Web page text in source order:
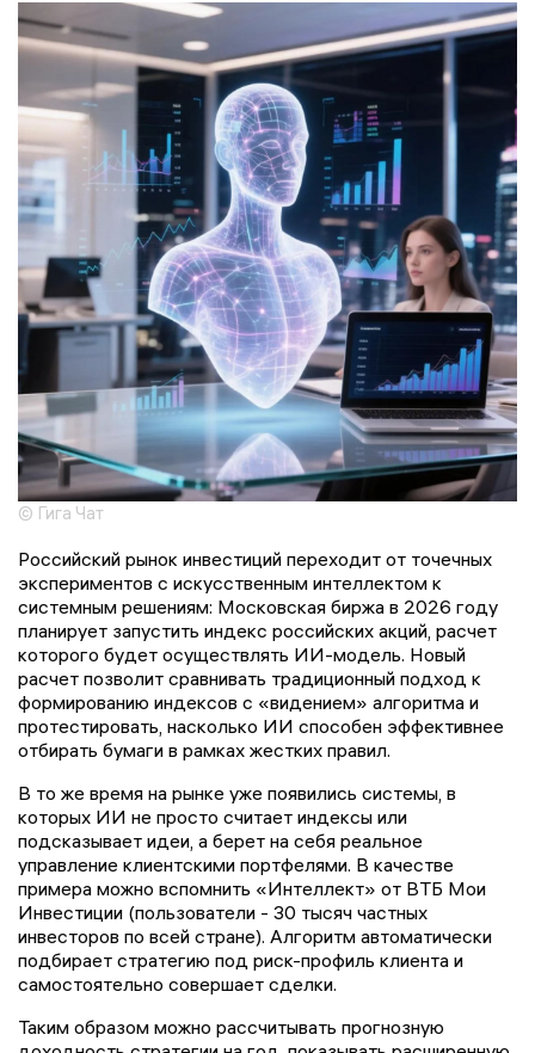
© Гига Чат
Российский рынок инвестиций переходит от точечных
экспериментов с искусственным интеллектом к
системным решениям: Московская биржа в 2026 году
планирует запустить индекс российских акций, расчет
которого будет осуществлять ИИ-модель. Новый
расчет позволит сравнивать традиционный подход к
формированию индексов с «видением» алгоритма и
протестировать, насколько ИИ способен эффективнее
отбирать бумаги в рамках жестких правил.
В то же время на рынке уже появились системы, в
которых ИИ не просто считает индексы или
подсказывает идеи, а берет на себя реальное
управление клиентскими портфелями. В качестве
примера можно вспомнить «Интеллект» от ВТБ Мои
Инвестиции (пользователи - 30 тысяч частных
инвесторов по всей стране). Алгоритм автоматически
подбирает стратегию под риск-профиль клиента и
самостоятельно совершает сделки.
Таким образом можно рассчитывать прогнозную